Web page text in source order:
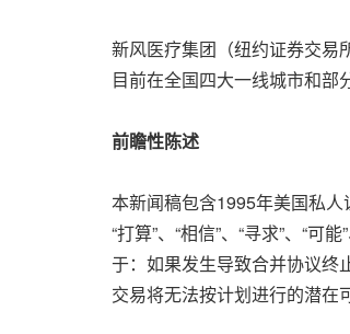
新风医疗集团（纽约证券交易
目前在全国四大一线城市和部
前瞻性陈述
本新闻稿包含1995年美国私人
“打算”、“相信”、“寻求”、“
于：如果发生导致合并协议终
交易将无法按计划进行的潜在